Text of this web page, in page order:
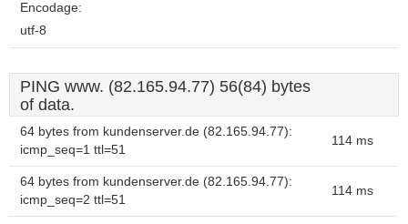
Encodage:
utf-8
PING www. (82.165.94.77) 56(84) bytes
of data.
64 bytes from kundenserver.de (82.165.94.77):
icmp_seq=1 ttl=51
114 ms
64 bytes from kundenserver.de (82.165.94.77):
icmp_seq=2 ttl=51
114 ms